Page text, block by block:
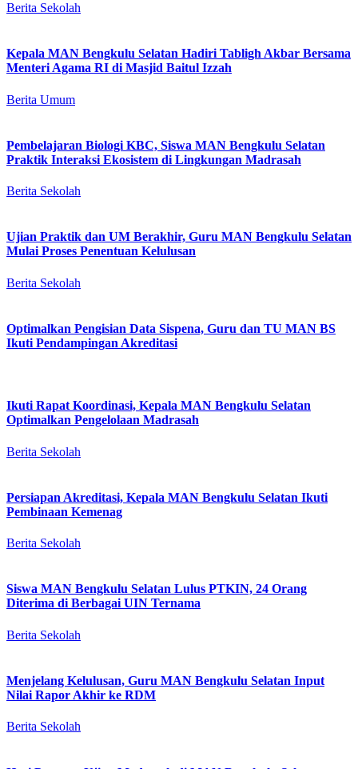
Berita Sekolah
Kepala MAN Bengkulu Selatan Hadiri Tabligh Akbar Bersama
Menteri Agama RI di Masjid Baitul Izzah
Berita Umum
Pembelajaran Biologi KBC, Siswa MAN Bengkulu Selatan
Praktik Interaksi Ekosistem di Lingkungan Madrasah
Berita Sekolah
Ujian Praktik dan UM Berakhir, Guru MAN Bengkulu Selatan
Mulai Proses Penentuan Kelulusan
Berita Sekolah
Optimalkan Pengisian Data Sispena, Guru dan TU MAN BS
Ikuti Pendampingan Akreditasi
Ikuti Rapat Koordinasi, Kepala MAN Bengkulu Selatan
Optimalkan Pengelolaan Madrasah
Berita Sekolah
Persiapan Akreditasi, Kepala MAN Bengkulu Selatan Ikuti
Pembinaan Kemenag
Berita Sekolah
Siswa MAN Bengkulu Selatan Lulus PTKIN, 24 Orang
Diterima di Berbagai UIN Ternama
Berita Sekolah
Menjelang Kelulusan, Guru MAN Bengkulu Selatan Input
Nilai Rapor Akhir ke RDM
Berita Sekolah